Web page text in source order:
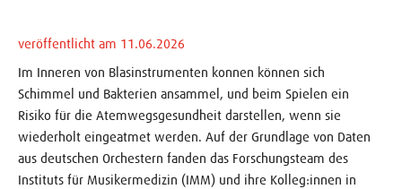
veröffentlicht am 11.06.2026
Im Inneren von Blasinstrumenten konnen können sich
Schimmel und Bakterien ansammel, und beim Spielen ein
Risiko für die Atemwegsgesundheit darstellen, wenn sie
wiederholt eingeatmet werden. Auf der Grundlage von Daten
aus deutschen Orchestern fanden das Forschungsteam des
Instituts für Musikermedizin (IMM) und ihre Kolleg:innen in